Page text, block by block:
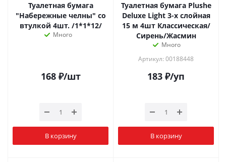
Туалетная бумага
"Набережные челны" со
втулкой 4шт. /1*1*12/
Много
168₽/шт
В корзину
Туалетная бумага Plushe
Deluxe Light 3-х слойная
15 м 4шт Классическая/
Сирень/Жасмин
Много
Артикул: 00188448
183 ₽/уп
В корзину